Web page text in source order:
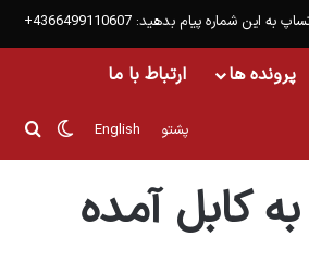
شماره پیام بدهید: 4366499110607+
پرونده ها ارتباط با ما
English پشتو تغییر
کابل آمده